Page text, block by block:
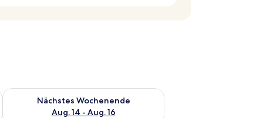
Aug. 7 - Aug. 9.
Nächstes Wochenende
Aug. 14 - Aug. 16
Überprüfe die Verfügbarkeit für nächstes Wochenende, Aug.